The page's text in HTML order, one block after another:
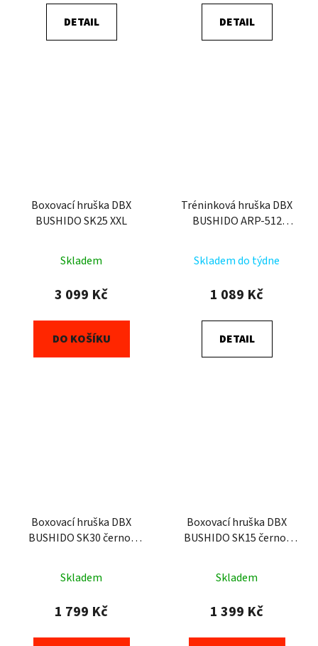
5,0
z
DETAIL DETAIL
Boxovací hruška DBX
BUSHIDO SK25 XXL
Skladem
3 099 Kč
DO KOŠÍKU
Tréninková hruška DBX
BUSHIDO ARP-512
Skladem do týdne
1 089 Kč
DETAIL
Boxovací hruška DBX
BUSHIDO SK30 černo-
Skladem
1 799 Kč
Boxovací hruška DBX
BUSHIDO SK15 černo-
Skladem
1 399 Kč